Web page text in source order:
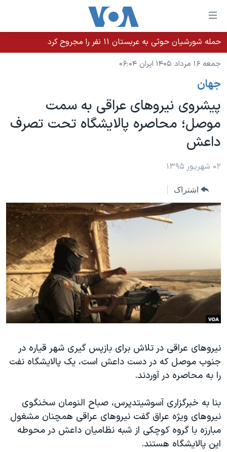
لینکهای
قابل
دسترسی
جهش
محتوای
اصلی
جهش
به
صفحه
جهش
خانه
نسخه سبک وب‌سایت
موضوع ها
ایران
آمریکا
جهان
ورزشی
اقتصادی
علم و فناوری
اسرائیل در جنگ
آرشیو پخش زنده
برنامه های تلویزیونی
جدول برنامه ها
صفحه‌های ویژه
جام جهانی ۲۰۲۶
بایگانی برنامه‌های تلویزیونی
حمله جمهوری اسلامی به اسرائیل
رمز مهسا
ورزش زنان در ایران
مجموعه مستندهای دادخواهی
تریبونال مردمی آبان ۹۸
دادگاه حمید نوری
چهل سال گروگان‌گیری
قانون شفافیت دارائی کادر رهبری ایران
اعتراضات مردمی آبان ۹۸
فرکانس‌های صدای آمریکا
پخش رادیویی
یادگیری زبان انگلیسی
زبانهای مختلف
حمله شورشیان حوثی به عربستان ۱۱ نفر را مجروح کرد
جمعه ۱۶ مرداد ۱۴۰۵ ایران ۰۶:۰۴
جهان
پیشروی نیروهای عراقی به سمت
موصل؛ محاصره پالایشگاه تحت تصرف
داعش
۰۲ شهریور ۱۳۹۵
اشتراک
نیروهای عراقی در تلاش برای بازپس گیری شهر قیاره در
جنوب موصل که در دست داعش است، یک پالایشگاه نفت
را به محاصره در آوردند.
بنا به خبرگزاری آسوشیتدپرس، صباح النومان سخنگوی
نیروهای ویژه عراق گفت نیروهای عراقی همچنان مشغول
مبارزه با گروه کوچکی از شبه نظامیان داعش در محوطه
این پالایشگاه هستند.